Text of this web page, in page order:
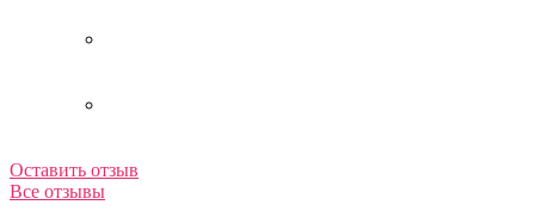
Оставить отзыв
Все отзывы